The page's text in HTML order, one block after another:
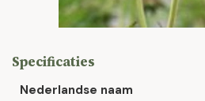
Specificaties
Nederlandse naam